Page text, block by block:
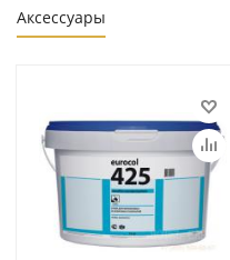
Аксессуары